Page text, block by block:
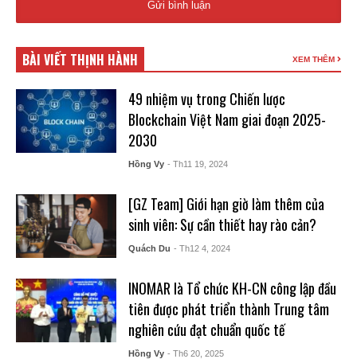
BÀI VIẾT THỊNH HÀNH XEM THÊM
49 nhiệm vụ trong Chiến lược
Blockchain Việt Nam giai đoạn 2025-
2030
Hồng Vy - Th11 19, 2024
[GZ Team] Giới hạn giờ làm thêm của
sinh viên: Sự cần thiết hay rào cản?
Quách Du - Th12 4, 2024
INOMAR là Tổ chức KH-CN công lập đầu
tiên được phát triển thành Trung tâm
nghiên cứu đạt chuẩn quốc tế
Hồng Vy - Th6 20, 2025